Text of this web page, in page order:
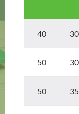
40 30
50 30
50 35